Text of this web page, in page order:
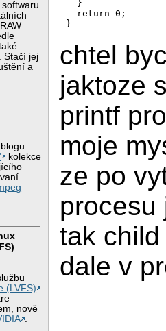
. Stačí jej
a
kolekce
(LVFS)
nově
.
  }
  return 0;
chtel
jaktoze
printf
moje
ze po
procesu
tak
dale v